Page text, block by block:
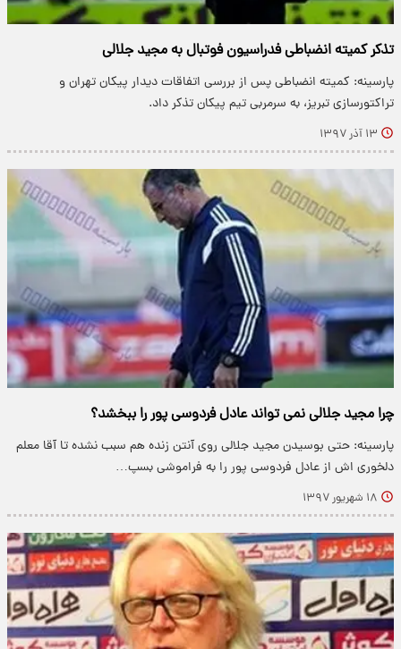
تذکر کمیته انضباطی فدراسیون فوتبال به مجید جلالی
پارسینه: کمیته انضباطی پس از بررسی اتفاقات دیدار پیکان تهران و
تراکتورسازی تبریز، به سرمربی تیم پیکان تذکر داد.
۱۳ آذر ۱۳۹۷
چرا مجید جلالی نمی تواند عادل فردوسی پور را ببخشد؟
پارسینه: حتی بوسیدن مجید جلالی روی آنتن زنده هم سبب نشده تا آقا معلم
دلخوری اش از عادل فردوسی پور را به فراموشی بسپ…
۱۸ شهریور ۱۳۹۷